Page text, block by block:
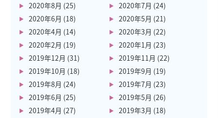
2020年8月 (25) 2020年7月 (24)
2020年6月 (18) 2020年5月 (21)
2020年4月 (14) 2020年3月 (22)
2020年2月 (19) 2020年1月 (23)
2019年12月 (31) 2019年11月 (22)
2019年10月 (18) 2019年9月 (19)
2019年8月 (24) 2019年7月 (23)
2019年6月 (25) 2019年5月 (26)
2019年4月 (27) 2019年3月 (18)